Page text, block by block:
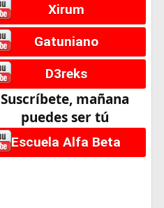
Xirum
Gatuniano
D3reks
Suscríbete, mañana
puedes ser tú
Escuela Alfa Beta